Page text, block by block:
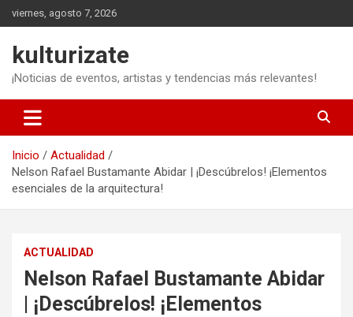
Saltar
al
viernes, agosto 7, 2026
kulturizate
¡Noticias de eventos, artistas y tendencias más relevantes!
Inicio
Actualidad
Nelson Rafael Bustamante Abidar | ¡Descúbrelos! ¡Elementos
esenciales de la arquitectura!
ACTUALIDAD
Nelson Rafael Bustamante Abidar
| ¡Descúbrelos! ¡Elementos